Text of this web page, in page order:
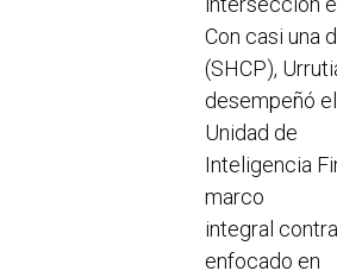
Con casi una
(SHCP),
desempeñó
Unidad de
Inteligencia
marco
integral
enfocado en